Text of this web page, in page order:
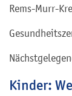
Rems-Murr-
Kinder: